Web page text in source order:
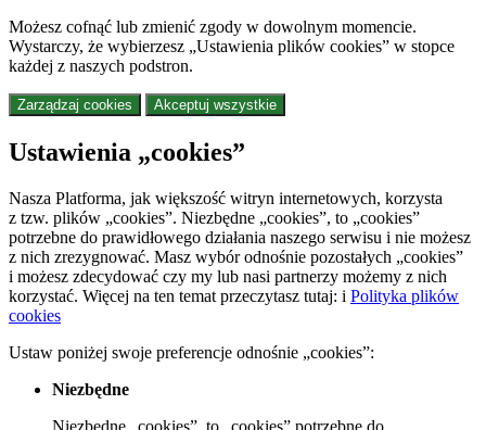
Możesz cofnąć lub zmienić zgody w dowolnym momencie.
Wystarczy, że wybierzesz „Ustawienia plików cookies” w stopce
każdej z naszych podstron.
Zarządzaj cookies Akceptuj wszystkie
Ustawienia „cookies”
Nasza Platforma, jak większość witryn internetowych, korzysta
z tzw. plików „cookies”. Niezbędne „cookies”, to „cookies”
potrzebne do prawidłowego działania naszego serwisu i nie możesz
z nich zrezygnować. Masz wybór odnośnie pozostałych „cookies”
i możesz zdecydować czy my lub nasi partnerzy możemy z nich
korzystać. Więcej na ten temat przeczytasz tutaj: i Polityka plików
cookies
Ustaw poniżej swoje preferencje odnośnie „cookies”:
Niezbędne
Niezbędne „cookies”, to „cookies” potrzebne do